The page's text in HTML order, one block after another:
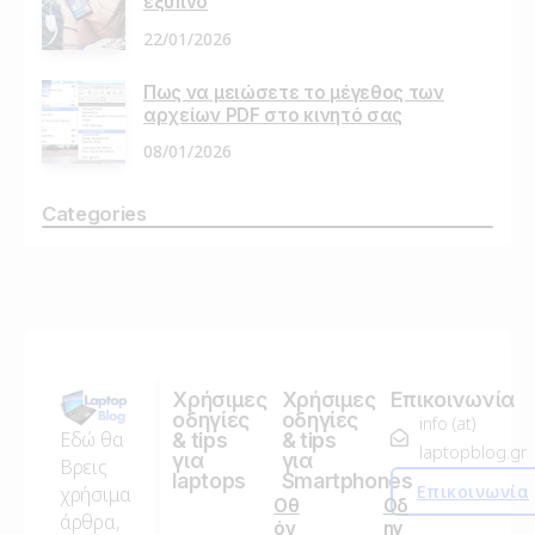
22/01/2026
Πως να μειώσετε το μέγεθος των
αρχείων PDF στο κινητό σας
08/01/2026
Categories
Εδώ θα
Βρεις
χρήσιμα
άρθρα,
Χρήσιμες
οδηγίες
& tips
για
laptops
Οθ
όν
Χρήσιμες
οδηγίες
& tips
για
Smartphones
Οδ
ηγ
Επικοινωνία
info (at)
laptopblog.gr
Επικοινωνία